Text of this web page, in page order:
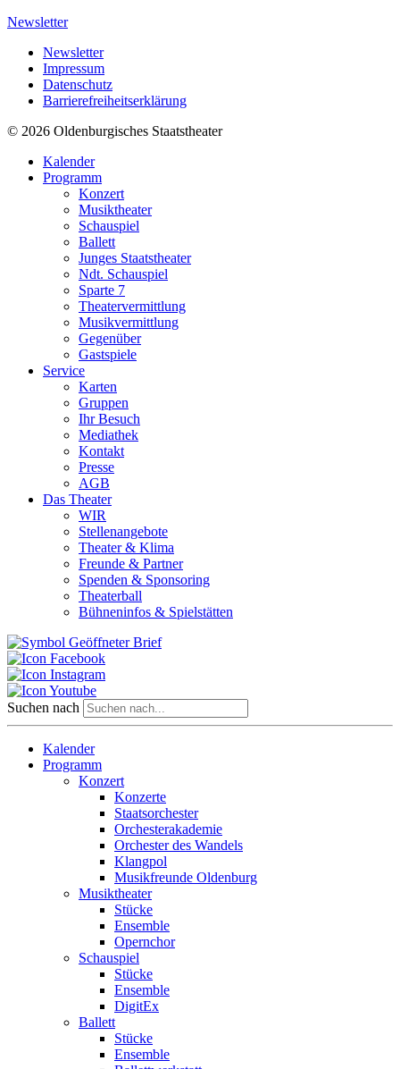
Newsletter
Newsletter
Impressum
Datenschutz
Barrierefreiheitserklärung
© 2026 Oldenburgisches Staatstheater
Kalender
Programm
Konzert
Musiktheater
Schauspiel
Ballett
Junges Staatstheater
Ndt. Schauspiel
Sparte 7
Theatervermittlung
Musikvermittlung
Gegenüber
Gastspiele
Service
Karten
Gruppen
Ihr Besuch
Mediathek
Kontakt
Presse
AGB
Das Theater
WIR
Stellenangebote
Theater & Klima
Freunde & Partner
Spenden & Sponsoring
Theaterball
Bühneninfos & Spielstätten
Suchen nach
Kalender
Programm
Konzert
Konzerte
Staatsorchester
Orchesterakademie
Orchester des Wandels
Klangpol
Musikfreunde Oldenburg
Musiktheater
Stücke
Ensemble
Opernchor
Schauspiel
Stücke
Ensemble
DigitEx
Ballett
Stücke
Ensemble